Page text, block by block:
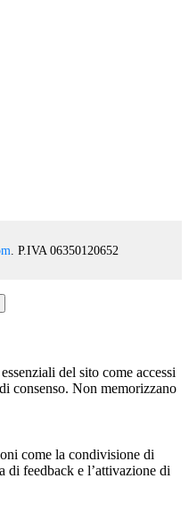
. P.IVA 06350120652
del sito come accessi
consenso. Non memorizzano
come la condivisione di
di feedback e l’attivazione di